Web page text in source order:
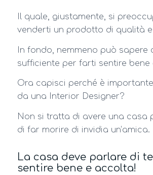
Il quale, giustamente, si
venderti un prodotto di qualità
In fondo, nemmeno può sapere
sufficiente per farti sentire bene
Ora capisci perché è
da una Interior Designer?
Non si tratta di avere una casa
di far morire di invidia un’amica.
La casa deve parlare di
sentire bene e accolta!